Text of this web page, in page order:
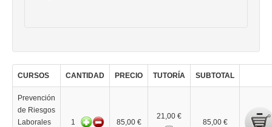
CURSOS CANTIDAD PRECIO TUTORÍA SUBTOTAL
Prevención
de Riesgos
Laborales
1 85,00 €
21,00 €
85,00 €